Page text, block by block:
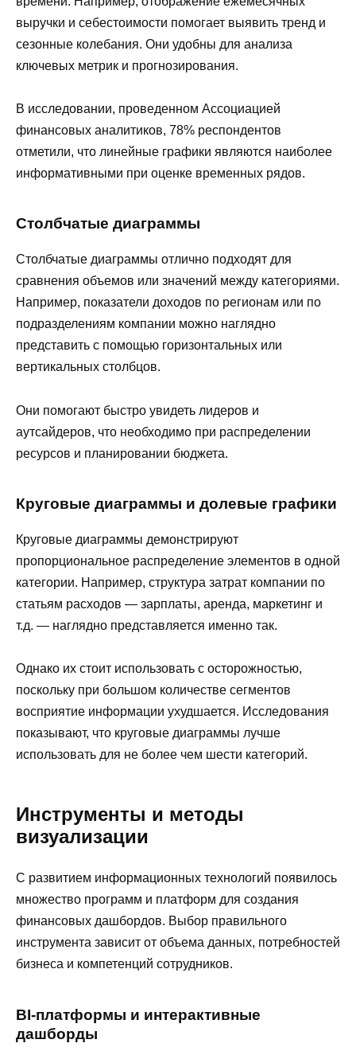
выручки и себестоимости помогает выявить тренд и
сезонные колебания. Они удобны для анализа
ключевых метрик и прогнозирования.
В исследовании, проведенном Ассоциацией
финансовых аналитиков, 78% респондентов
отметили, что линейные графики являются наиболее
информативными при оценке временных рядов.
Столбчатые диаграммы
Столбчатые диаграммы отлично подходят для
сравнения объемов или значений между категориями.
Например, показатели доходов по регионам или по
подразделениям компании можно наглядно
представить с помощью горизонтальных или
вертикальных столбцов.
Они помогают быстро увидеть лидеров и
аутсайдеров, что необходимо при распределении
ресурсов и планировании бюджета.
Круговые диаграммы и долевые графики
Круговые диаграммы демонстрируют
пропорциональное распределение элементов в одной
категории. Например, структура затрат компании по
статьям расходов — зарплаты, аренда, маркетинг и
т.д. — наглядно представляется именно так.
Однако их стоит использовать с осторожностью,
поскольку при большом количестве сегментов
восприятие информации ухудшается. Исследования
показывают, что круговые диаграммы лучше
использовать для не более чем шести категорий.
Инструменты и методы
визуализации
С развитием информационных технологий появилось
множество программ и платформ для создания
финансовых дашбордов. Выбор правильного
инструмента зависит от объема данных, потребностей
бизнеса и компетенций сотрудников.
BI-платформы и интерактивные
дашборды